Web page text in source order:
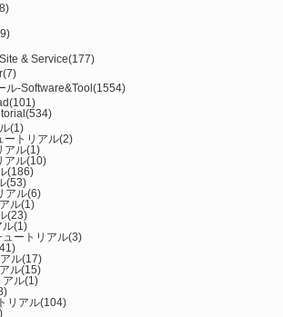
& Service(177)
(7)
ル-Software&Tool(1554)
(101)
(534)
(1)
ートリアル(2)
アル(1)
アル(10)
(186)
(53)
アル(6)
ル(1)
(23)
ル(1)
ートリアル(3)
ル(17)
ル(15)
アル(1)
リアル(104)